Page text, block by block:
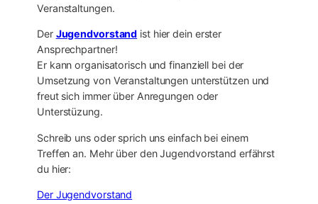
Veranstaltungen.
Der Jugendvorstand ist hier dein erster
Ansprechpartner!
Er kann organisatorisch und finanziell bei der
Umsetzung von Veranstaltungen unterstützen und
freut sich immer über Anregungen oder
Unterstüzung.
Schreib uns oder sprich uns einfach bei einem
Treffen an. Mehr über den Jugendvorstand erfährst
du hier:
Der Jugendvorstand